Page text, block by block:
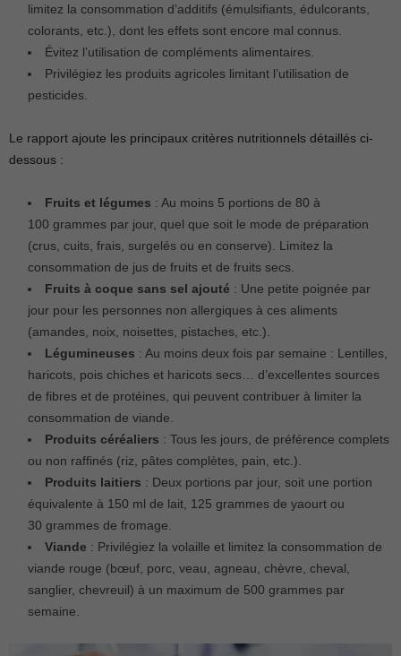
limitez la consommation d’additifs (émulsifiants, édulcorants,
colorants, etc.), dont les effets sont encore mal connus.
Évitez l’utilisation de compléments alimentaires.
Privilégiez les produits agricoles limitant l’utilisation de
pesticides.
Le rapport ajoute les principaux critères nutritionnels détaillés ci-
dessous :
Fruits et légumes : Au moins 5 portions de 80 à
100 grammes par jour, quel que soit le mode de préparation
(crus, cuits, frais, surgelés ou en conserve). Limitez la
consommation de jus de fruits et de fruits secs.
Fruits à coque sans sel ajouté : Une petite poignée par
jour pour les personnes non allergiques à ces aliments
(amandes, noix, noisettes, pistaches, etc.).
Légumineuses : Au moins deux fois par semaine : Lentilles,
haricots, pois chiches et haricots secs… d’excellentes sources
de fibres et de protéines, qui peuvent contribuer à limiter la
consommation de viande.
Produits céréaliers : Tous les jours, de préférence complets
ou non raffinés (riz, pâtes complètes, pain, etc.).
Produits laitiers : Deux portions par jour, soit une portion
équivalente à 150 ml de lait, 125 grammes de yaourt ou
30 grammes de fromage.
Viande : Privilégiez la volaille et limitez la consommation de
viande rouge (bœuf, porc, veau, agneau, chèvre, cheval,
sanglier, chevreuil) à un maximum de 500 grammes par
semaine.